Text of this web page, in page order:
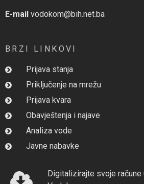
E-mail vodokom@bih.net.ba
BRZI LINKOVI
Prijava stanja
Priključenje na mrežu
Prijava kvara
Obavještenja i najave
Analiza vode
Javne nabavke
Digitalizirajte svoje